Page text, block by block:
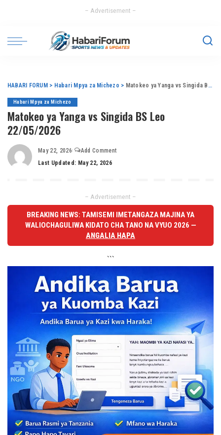
– Advertisement –
HABARI FORUM > Habari Mpya za Michezo > Matokeo ya Yanga vs Singida BS Leo 22/05/2026
Habari Mpya za Michezo
Matokeo ya Yanga vs Singida BS Leo
22/05/2026
May 22, 2026
Add Comment
Last Updated: May 22, 2026
– Advertisement –
BREAKING NEWS: TAMISEMI IMETANGAZA MAJINA YA
WALIOCHAGULIWA KIDATO CHA TANO NA VYUO 2026 —
ANGALIA HAPA
```